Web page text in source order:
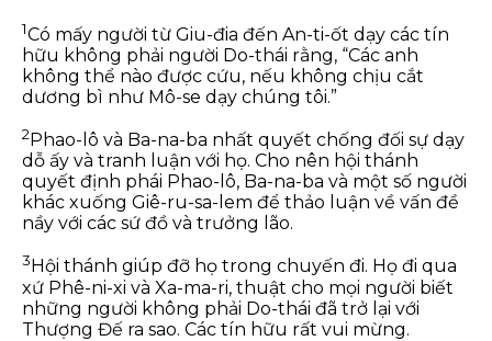
1Có mấy người từ Giu-đia đến An-ti-ốt dạy các tín
hữu không phải người Do-thái rằng, “Các anh
không thể nào được cứu, nếu không chịu cắt
dương bì như Mô-se dạy chúng tôi.”
2 Phao-lô và Ba-na-ba nhất quyết chống đối sự dạy
dỗ ấy và tranh luận với họ. Cho nên hội thánh
quyết định phái Phao-lô, Ba-na-ba và một số người
khác xuống Giê-ru-sa-lem để thảo luận về vấn đề
nầy với các sứ đồ và trưởng lão.
3 Hội thánh giúp đỡ họ trong chuyến đi. Họ đi qua
xứ Phê-ni-xi và Xa-ma-ri, thuật cho mọi người biết
những người không phải Do-thái đã trở lại với
Thượng Đế ra sao. Các tín hữu rất vui mừng.